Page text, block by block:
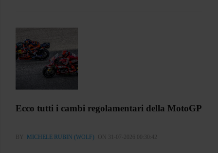
Ecco tutti i cambi regolamentari della MotoGP
BY MICHELE RUBIN (WOLF) ON 31-07-2026 00:30:42